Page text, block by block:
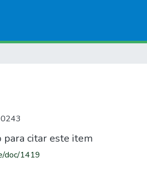
para citar este item
doc/1419